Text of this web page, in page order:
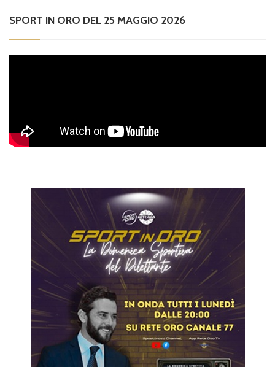
SPORT IN ORO DEL 25 MAGGIO 2026